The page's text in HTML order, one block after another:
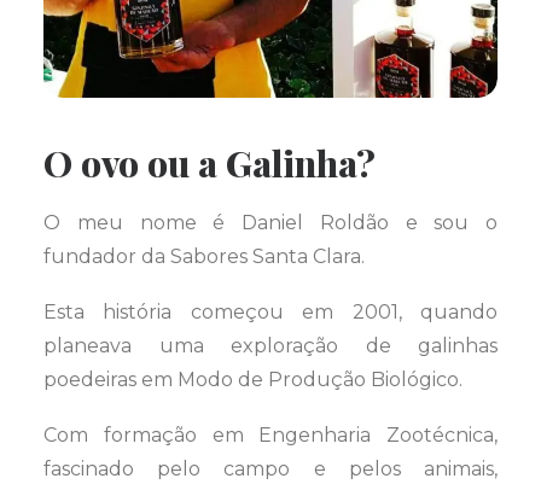
O ovo ou a Galinha?
O meu nome é Daniel Roldão e sou o
fundador da Sabores Santa Clara.
Esta história começou em 2001, quando
planeava uma exploração de galinhas
poedeiras em Modo de Produção Biológico.
Com formação em Engenharia Zootécnica,
fascinado pelo campo e pelos animais,